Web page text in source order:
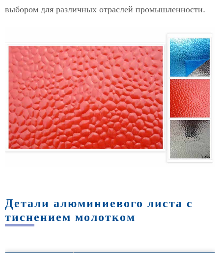
выбором для различных отраслей промышленности.
Детали алюминиевого листа с
тиснением молотком